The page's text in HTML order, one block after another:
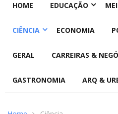
HOME EDUCAÇÃO
CIÊNCIA ECONOMIA
GERAL CARREIRAS &
GASTRONOMIA ARQ &